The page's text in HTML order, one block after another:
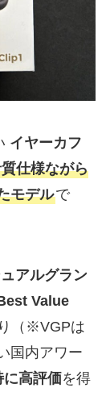
イヤーカフ
仕様ながら
モデルで
アルグラン
Value
（※VGPは
国内アワー
に高評価を得